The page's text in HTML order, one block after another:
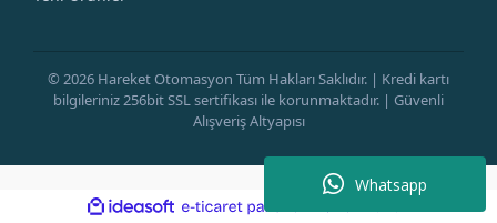
Whatsapp
© 2026 Hareket Otomasyon Tüm Hakları Saklıdır. | Kredi kartı
bilgileriniz 256bit SSL sertifikası ile korunmaktadır. | Güvenli
Alışveriş Altyapısı
ideasoft